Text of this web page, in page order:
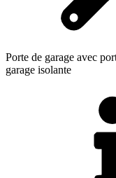
Porte de garage avec
garage isolante